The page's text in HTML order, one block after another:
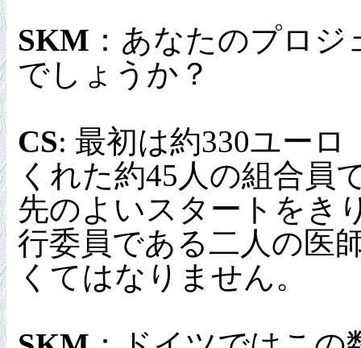
SKM ：あなたのプロ
でしょうか？
CS: 最初は約330ユー
くれた約45人の組合員
先のよいスタートをき
行委員である二人の医
くてはなりません。